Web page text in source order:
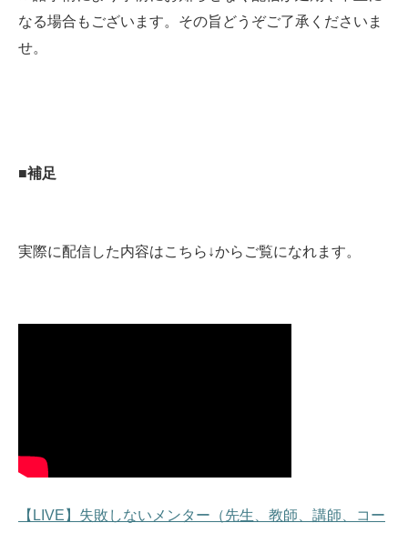
なる場合もございます。その旨どうぞご了承くださいま
せ。
■補足
実際に配信した内容はこちら↓からご覧になれます。
【LIVE】失敗しないメンター（先生、教師、講師、コー